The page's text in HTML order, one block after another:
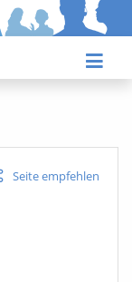
Seite empfehlen